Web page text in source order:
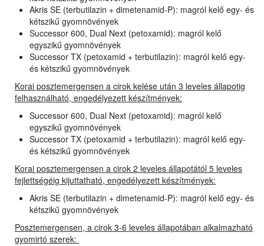
Akris SE (terbutilazin + dimetenamid-P): magról kelő egy- és
kétszikű gyomnövények
Successor 600, Dual Next (petoxamid): magról kelő
egyszikű gyomnövények
Successor TX (petoxamid + terbutilazin): magról kelő egy-
és kétszikű gyomnövények
Korai posztemergensen a cirok kelése után 3 leveles állapotig
felhasználható, engedélyezett készítmények:
Successor 600, Dual Next (petoxamid): magról kelő
egyszikű gyomnövények
Successor TX (petoxamid + terbutilazin): magról kelő egy-
és kétszikű gyomnövények
Korai posztemergensen a cirok 2 leveles állapotától 5 leveles
fejlettségéig kijuttatható, engedélyezett készítmények:
Akris SE (terbutilazin + dimetenamid-P): magról kelő egy- és
kétszikű gyomnövények
Posztemergensen, a cirok 3-6 leveles állapotában alkalmazható
gyomirtó szerek: